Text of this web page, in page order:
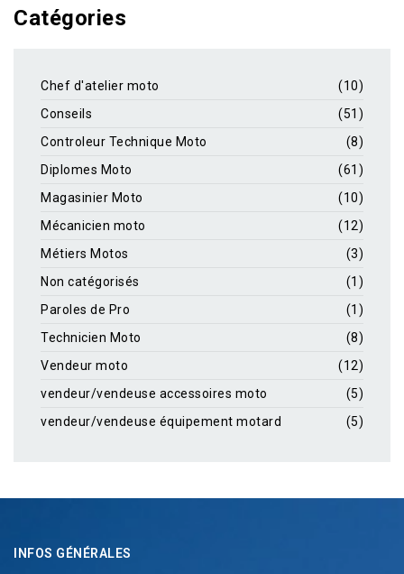
Catégories
Chef d'atelier moto
(10)
Conseils
(51)
Controleur Technique Moto
(8)
Diplomes Moto
(61)
Magasinier Moto
(10)
Mécanicien moto
(12)
Métiers Motos
(3)
Non catégorisés
(1)
Paroles de Pro
(1)
Technicien Moto
(8)
Vendeur moto
(12)
vendeur/vendeuse accessoires moto
(5)
vendeur/vendeuse équipement motard
(5)
INFOS GÉNÉRALES